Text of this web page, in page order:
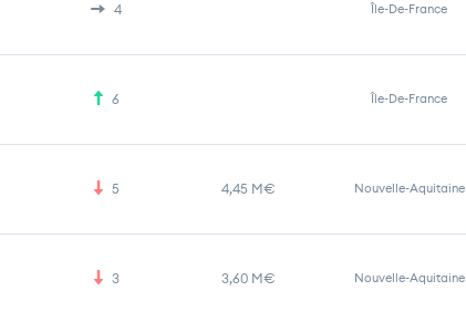
4 Île-De-France
6 Île-De-France
5 4,45 M€ Nouvelle-Aquitaine
3 3,60 M€ Nouvelle-Aquitaine